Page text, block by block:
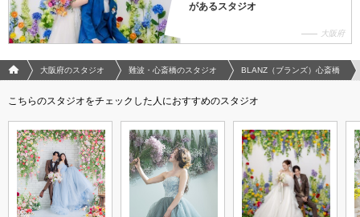
があるスタジオ
大阪府
フォトウエディング/結婚写真のPhotorait ホーム
大阪府のスタジオ 難波・心斎橋のスタジオ BLANZ（ブランズ）心斎橋
こちらのスタジオをチェックした人におすすめのスタジオ